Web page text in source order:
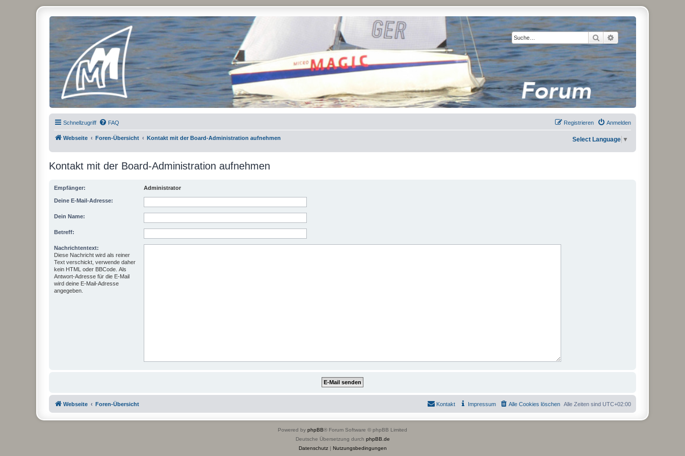
Suche Erweiterte Suche
Micro Magic Forum Deutschland
Schnellzugriff FAQ Anmelden
Registrieren
Webseite Foren-Übersicht Kontakt mit der Board-Administration aufnehmen Select Language ▼
Kontakt mit der Board-Administration aufnehmen
Empfänger: Administrator
Deine E-Mail-Adresse:
Dein Name:
Betreff:
Nachrichtentext:
Diese Nachricht wird als reiner
Text verschickt, verwende daher
kein HTML oder BBCode. Als
Antwort-Adresse für die E-Mail
wird deine E-Mail-Adresse
angegeben.
Webseite Foren-Übersicht Alle Zeiten sind UTC+02:00
Alle Cookies löschen
Impressum
Kontakt
Powered by phpBB® Forum Software © phpBB Limited
Deutsche Übersetzung durch phpBB.de
Datenschutz| Nutzungsbedingungen